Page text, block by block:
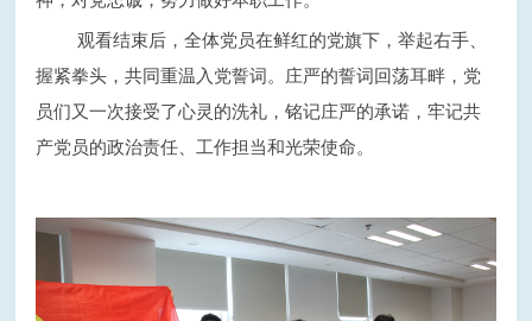
观看结束后，全体党员在鲜红的党旗下，举起右手、
握紧拳头，共同重温入党誓词。庄严的誓词回荡耳畔，党
员们又一次接受了心灵的洗礼，铭记庄严的承诺，牢记共
产党员的政治责任、工作担当和光荣使命。